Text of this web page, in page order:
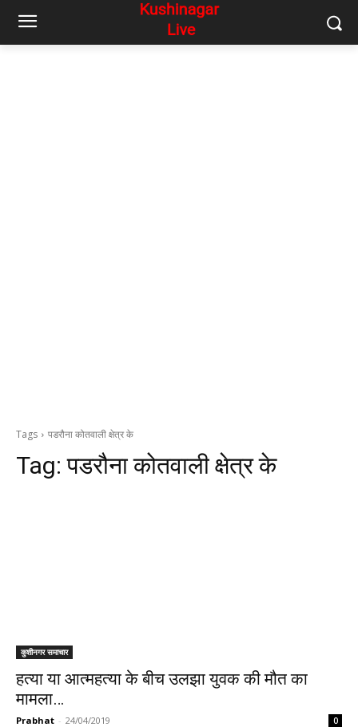
Tags पडरौना कोतवाली क्षेत्र के
Tag:पडरौना कोतवाली क्षेत्र के
कुशीनगर समाचार
हत्या या आत्महत्या के बीच उलझा युवक की मौत का
मामला…
Prabhat - 24/04/2019 0